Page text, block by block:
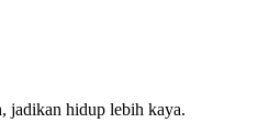
jadikan hidup lebih kaya.